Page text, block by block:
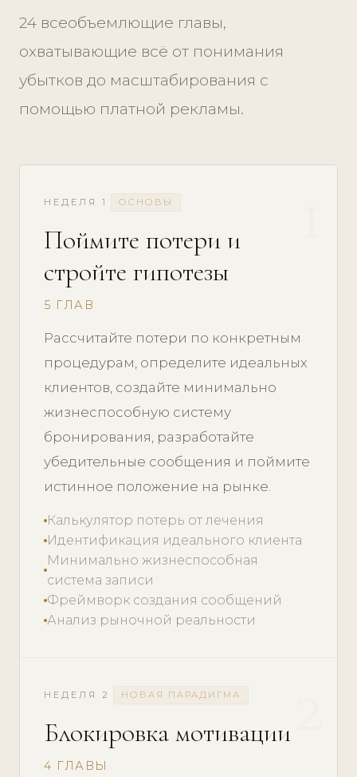
24 всеобъемлющие главы,
охватывающие всё от понимания
убытков до масштабирования с
помощью платной рекламы.
НЕДЕЛЯ 1 ОСНОВЫ
Поймите потери и
стройте гипотезы
5 ГЛАВ
Рассчитайте потери по конкретным
процедурам, определите идеальных
клиентов, создайте минимально
жизнеспособную систему
бронирования, разработайте
убедительные сообщения и поймите
истинное положение на рынке.
Калькулятор потерь от лечения
Идентификация идеального клиента
Минимально жизнеспособная
система записи
Фреймворк создания сообщений
Анализ рыночной реальности
НЕДЕЛЯ 2 НОВАЯ ПАРАДИГМА
Блокировка мотивации
4 ГЛАВЫ